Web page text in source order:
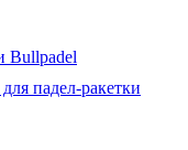
Bullpadel
падел-ракетки